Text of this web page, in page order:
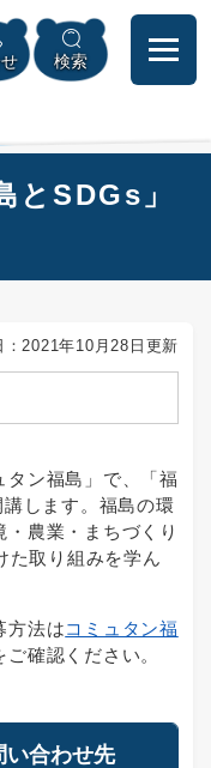
文へ
検索
とSDGs」
：2021年10月28日更新
タン福島」で、「福
します。福島の環
農業・まちづくり
た取り組みを学ん
方法はコミュタン福
ご確認ください。
い合わせ先